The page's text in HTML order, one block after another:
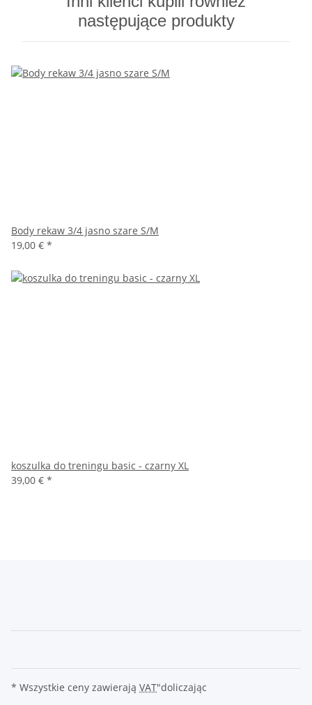
następujące produkty
Body rekaw 3/4 jasno szare S/M
19,00 € *
koszulka do treningu basic - czarny XL
39,00 € *
* Wszystkie ceny zawierają VAT"doliczając